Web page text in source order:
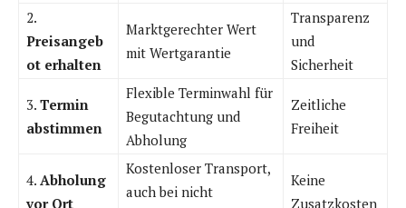
2.
Preisangeb
ot erhalten
Marktgerechter Wert
mit Wertgarantie
Transparenz
und
Sicherheit
3. Termin
abstimmen
Flexible Terminwahl für
Begutachtung und
Abholung
Zeitliche
Freiheit
4. Abholung
vor Ort
Kostenloser Transport,
auch bei nicht
Keine
Zusatzkosten